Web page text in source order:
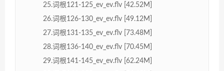
25.词根121-125_ev_ev.flv [42.52M]
26.词根126-130_ev_ev.flv [49.12M]
27.词根131-135_ev_ev.flv [73.48M]
28.词根136-140_ev_ev.flv [70.45M]
29.词根141-145_ev_ev.flv [62.24M]